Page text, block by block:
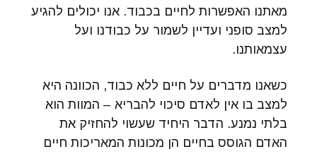
מאתנו האפשרות לחיים בכבוד. אנו יכולים להגיע
למצב סופני ועדיין לשמור על כבודנו ועל
עצמאותנו.
כשאנו מדברים על חיים ללא כבוד, הכוונה היא
למצב בו אין לאדם סיכוי להבריא – המוות הוא
בלתי נמנע. הדבר היחיד שעשוי להחזיק את
האדם הגוסס בחיים הן מכונות המאריכות חיים